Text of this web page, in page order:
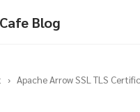
Blog
› Apache Arrow SSL TLS